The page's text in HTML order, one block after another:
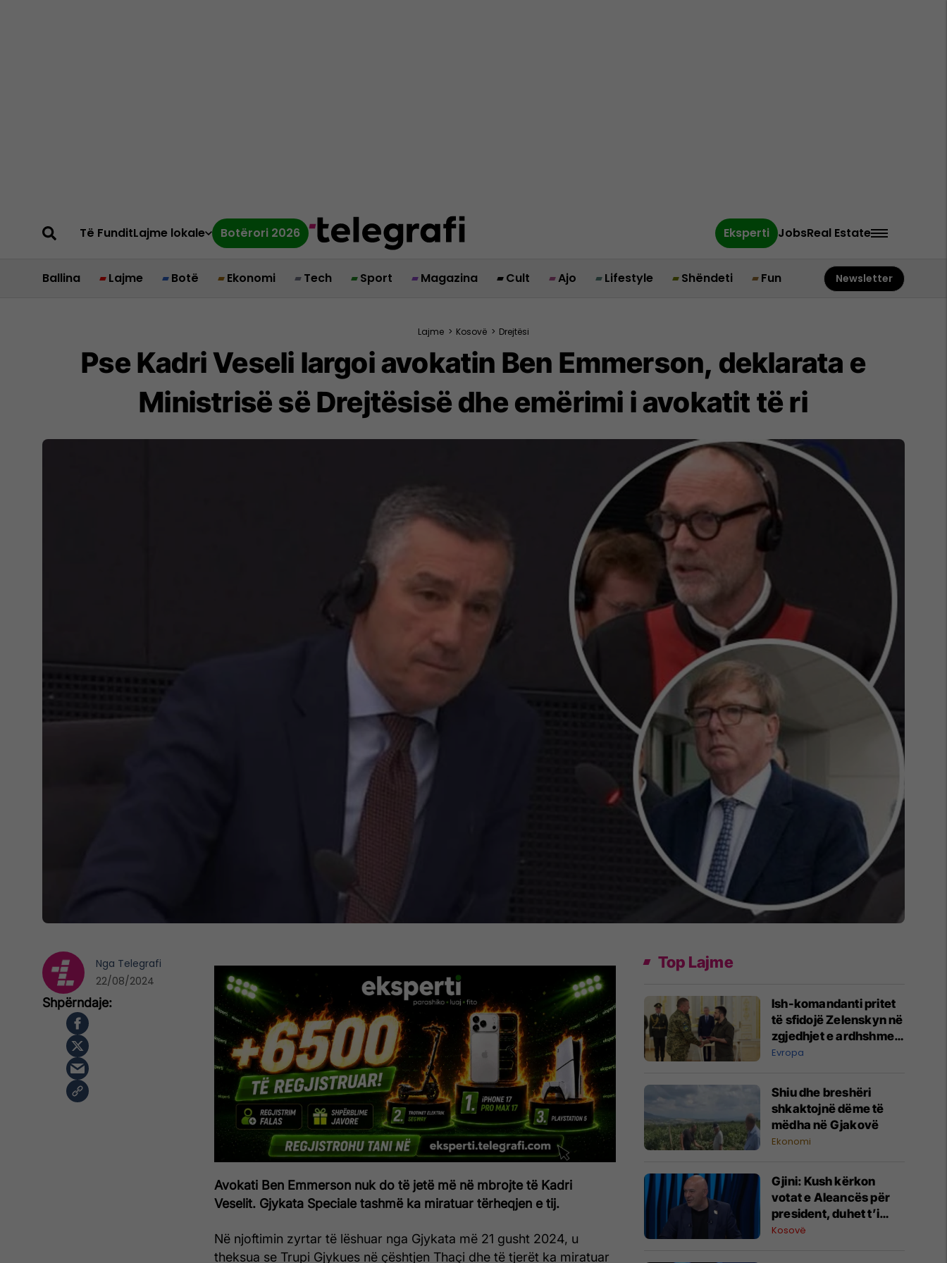
Të FunditLajme lokale Botërori 2026 Eksperti JobsReal Estate
Ballina Lajme Botë Ekonomi Tech Sport Magazina Cult Ajo Lifestyle Shëndeti Fun Newsletter
Lajme > Kosovë > Drejtësi
Pse Kadri Veseli largoi avokatin Ben Emmerson, deklarata e
Ministrisë së Drejtësisë dhe emërimi i avokatit të ri
Avokati Ben Emmerson nuk do të jetë më në mbrojte të Kadri
Veselit. Gjykata Speciale tashmë ka miratuar tërheqjen e tij.
Në njoftimin zyrtar të lëshuar nga Gjykata më 21 gusht 2024, u
theksua se Trupi Gjykues në çështjen Thaçi dhe të tjerët ka miratuar
Nga Telegrafi
22/08/2024
Top Lajme
Ish-komandanti pritet
të sfidojë Zelenskyn në
zgjedhjet e ardhshme
presidenciale në
Evropa
Shiu dhe breshëri
shkaktojnë dëme të
mëdha në Gjakovë
Ekonomi
Gjini: Kush kërkon
votat e Aleancës për
president, duhet t’i
pranojë gjashtë
Kosovë